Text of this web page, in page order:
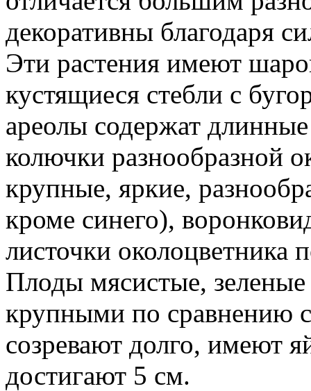
декоративны благодаря
Эти растения имеют
кустящиеся стебли с
ареолы содержат
колючки разнообразной
крупные, яркие,
кроме синего),
листочки околоцветника
Плоды мясистые,
крупными по сравнению
созревают долго, имеют
достигают 5 см.